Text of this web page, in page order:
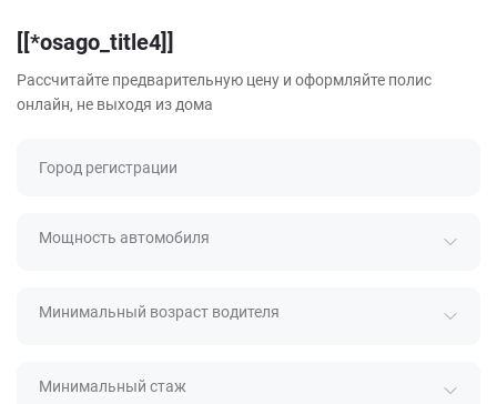
[[*osago_title4]]
Рассчитайте предварительную цену и оформляйте полис
онлайн, не выходя из дома
Город регистрации
Мощность автомобиля
Минимальный возраст водителя
Минимальный стаж